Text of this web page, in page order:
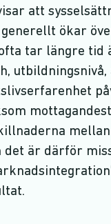
att
ökar
tar längre tid
utbildningsnivå,
det är därför